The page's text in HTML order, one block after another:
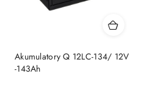
Akumulatory Q 12LC-134/ 12V
-143Ah